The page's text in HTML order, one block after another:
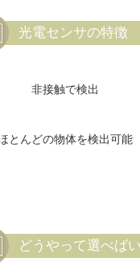
光電センサの特徴
非接触で検出
とんどの物体を検出可能
どうやって選べば